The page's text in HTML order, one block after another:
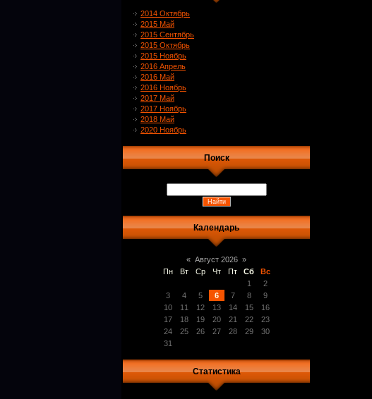
2014 Октябрь
2015 Май
2015 Сентябрь
2015 Октябрь
2015 Ноябрь
2016 Апрель
2016 Май
2016 Ноябрь
2017 Май
2017 Ноябрь
2018 Май
2020 Ноябрь
Поиск
Календарь
« Август 2026 »
Пн
Вт Ср Чт Пт Сб
Вс
1
2
3
4 5 6 7 8
9
10
11 12 13 14 15
16
17
18 19 20 21 22
23
24
25 26 27 28 29
30
31
Статистика